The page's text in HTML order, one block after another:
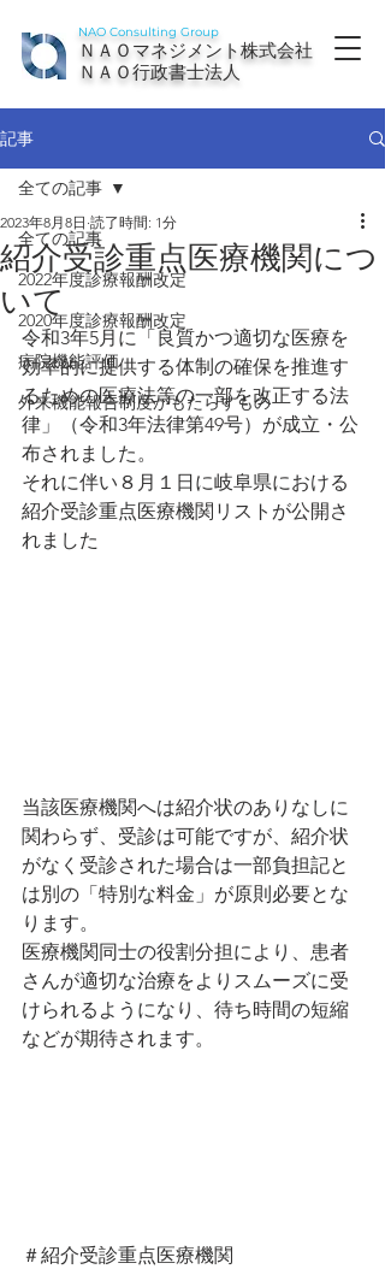
NAO Consulting Group
ＮＡＯマネジメント株式会社
ＮＡＯ行政書士法人
記事
全ての記事
2022年度診療報酬改定
2020年度診療報酬改定
病院機能評価
外来機能報告制度がもたらすもの
全ての記事
紹介受診重点医療機関につ
いて
2023年8月8日 読了時間: 1分
令和3年5月に「良質かつ適切な医療を
効率的に提供する体制の確保を推進す
るための医療法等の一部を改正する法
律」（令和3年法律第49号）が成立・公
布されました。
それに伴い８月１日に岐阜県における
紹介受診重点医療機関リストが公開さ
れました
当該医療機関へは紹介状のありなしに
関わらず、受診は可能ですが、紹介状
がなく受診された場合は一部負担記と
は別の「特別な料金」が原則必要とな
ります。
医療機関同士の役割分担により、患者
さんが適切な治療をよりスムーズに受
けられるようになり、待ち時間の短縮
などが期待されます。
＃紹介受診重点医療機関